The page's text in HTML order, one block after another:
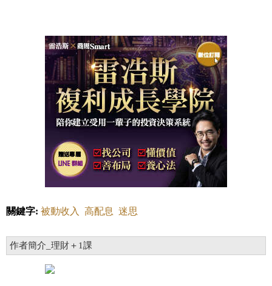
關鍵字: 被動收入 高配息 迷思
作者簡介_理財＋1課